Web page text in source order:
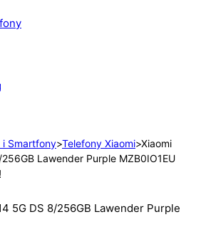
i Smartfony>Telefony Xiaomi>Xiaomi
Lawender Purple MZB0IO1EU
5G DS 8/256GB Lawender Purple